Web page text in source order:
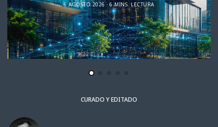
6 AGOSTO 2026 6 MINS. LECTURA
CURADO Y EDITADO